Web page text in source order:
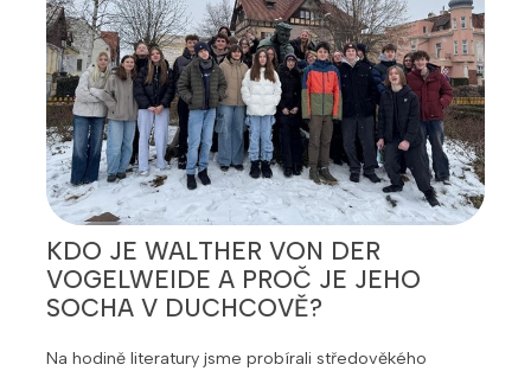
KDO JE WALTHER VON DER
VOGELWEIDE A PROČ JE JEHO
SOCHA V DUCHCOVĚ?
Na hodině literatury jsme probírali středověkého